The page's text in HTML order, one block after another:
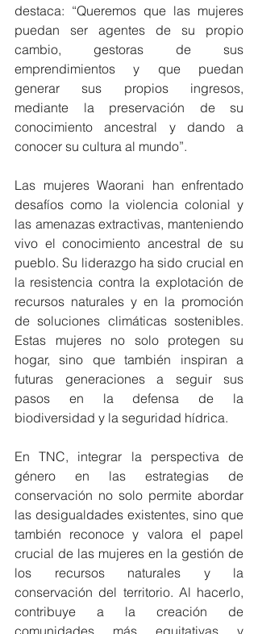
destaca: “Queremos que las mujeres
puedan ser agentes de su propio
cambio, gestoras de sus
emprendimientos y que puedan
generar sus propios ingresos,
mediante la preservación de su
conocimiento ancestral y dando a
conocer su cultura al mundo”.
Las mujeres Waorani han enfrentado
desafíos como la violencia colonial y
las amenazas extractivas, manteniendo
vivo el conocimiento ancestral de su
pueblo. Su liderazgo ha sido crucial en
la resistencia contra la explotación de
recursos naturales y en la promoción
de soluciones climáticas sostenibles.
Estas mujeres no solo protegen su
hogar, sino que también inspiran a
futuras generaciones a seguir sus
pasos en la defensa de la
biodiversidad y la seguridad hídrica.
En TNC, integrar la perspectiva de
género en las estrategias de
conservación no solo permite abordar
las desigualdades existentes, sino que
también reconoce y valora el papel
crucial de las mujeres en la gestión de
los recursos naturales y la
conservación del territorio. Al hacerlo,
contribuye a la creación de
comunidades más equitativas y